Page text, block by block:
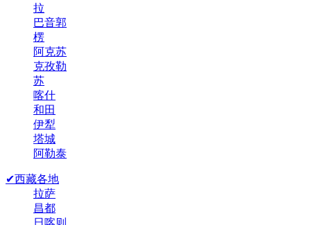
拉
巴音郭
楞
阿克苏
克孜勒
苏
喀什
和田
伊犁
塔城
阿勒泰
✔西藏各地
拉萨
昌都
日喀则